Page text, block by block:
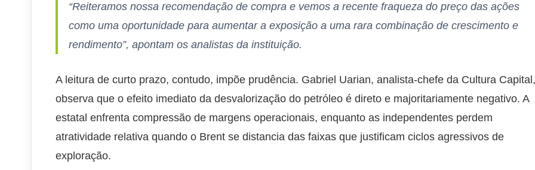
“Reiteramos nossa recomendação de compra e vemos a recente fraqueza do preço das ações
como uma oportunidade para aumentar a exposição a uma rara combinação de crescimento e
rendimento”, apontam os analistas da instituição.
A leitura de curto prazo, contudo, impõe prudência. Gabriel Uarian, analista-chefe da Cultura Capital,
observa que o efeito imediato da desvalorização do petróleo é direto e majoritariamente negativo. A
estatal enfrenta compressão de margens operacionais, enquanto as independentes perdem
atratividade relativa quando o Brent se distancia das faixas que justificam ciclos agressivos de
exploração.